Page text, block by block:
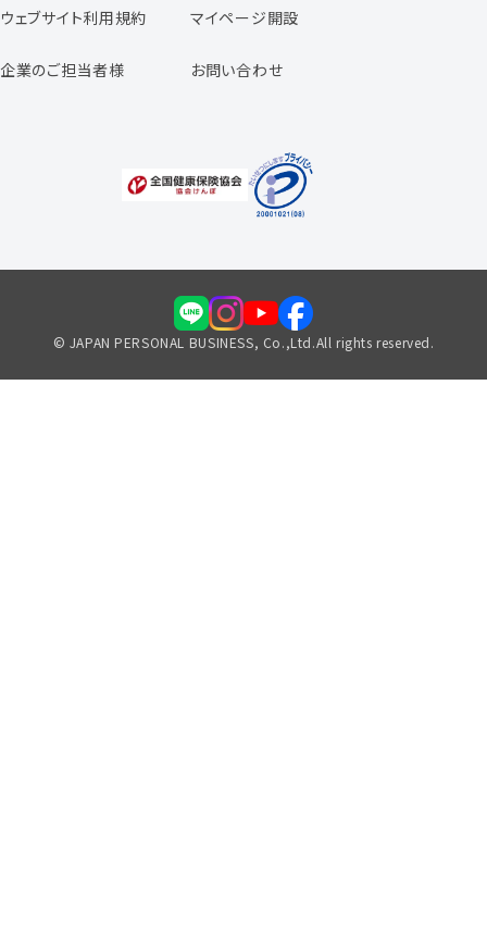
専任コンサルタントの声
福利厚生のご案内
ウェブサイト利用規約 マイページ開設
企業のご担当者様 お問い合わせ
© JAPAN PERSONAL BUSINESS, Co.,Ltd.All rights reserved.